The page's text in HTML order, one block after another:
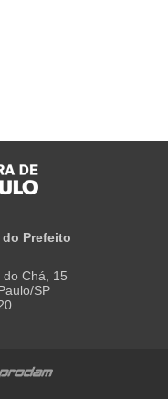
Prefeito
Chá, 15
SP